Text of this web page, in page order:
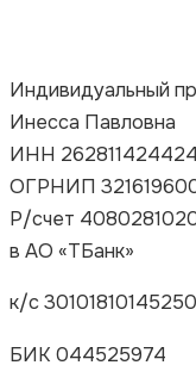
Индивидуальный
Инесса Павловна
ИНН 262811424424
ОГРНИП
Р/счет
в АО «ТБанк»
к/с
БИК 044525974